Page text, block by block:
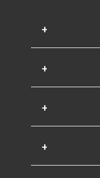
+
+
+
+